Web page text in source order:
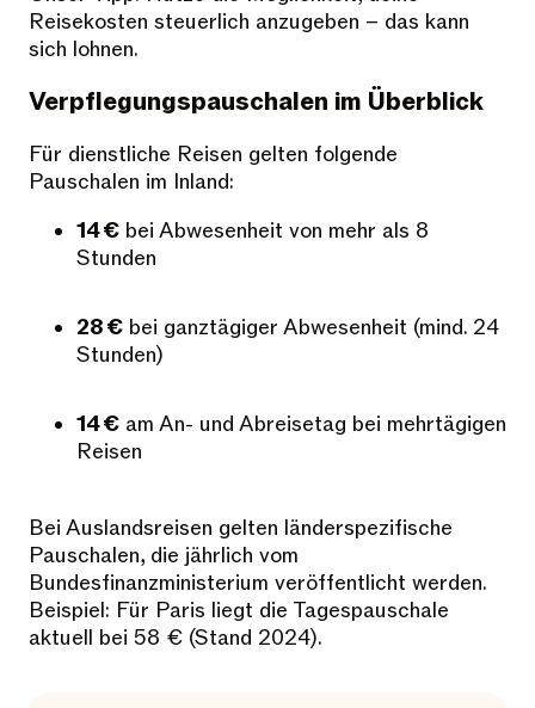
Reisekosten steuerlich anzugeben – das kann
sich lohnen.
Verpflegungspauschalen im Überblick
Für dienstliche Reisen gelten folgende
Pauschalen im Inland:
14 € bei Abwesenheit von mehr als 8
Stunden
28 € bei ganztägiger Abwesenheit (mind. 24
Stunden)
14 € am An- und Abreisetag bei mehrtägigen
Reisen
Bei Auslandsreisen gelten länderspezifische
Pauschalen, die jährlich vom
Bundesfinanzministerium veröffentlicht werden.
Beispiel: Für Paris liegt die Tagespauschale
aktuell bei 58 € (Stand 2024).